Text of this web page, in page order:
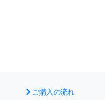
ご購入の流れ